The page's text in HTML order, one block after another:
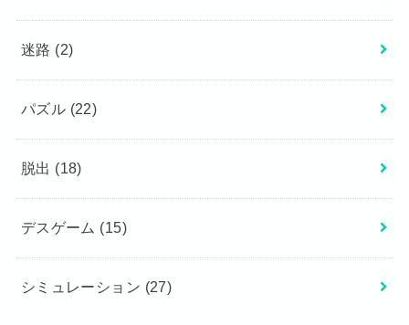
迷路 (2)
パズル (22)
脱出 (18)
デスゲーム (15)
シミュレーション (27)